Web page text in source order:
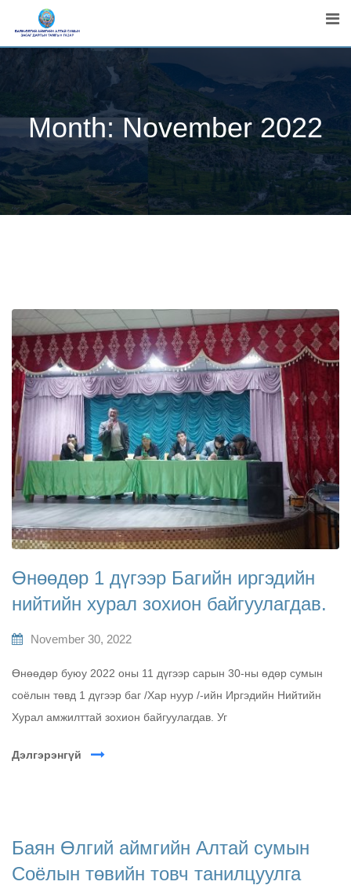
Month:November 2022
Өнөөдөр 1 дүгээр Багийн иргэдийн
нийтийн хурал зохион байгуулагдав.
November 30, 2022
Өнөөдөр буюу 2022 оны 11 дүгээр сарын 30-ны өдөр сумын
соёлын төвд 1 дүгээр баг /Хар нуур /-ийн Иргэдийн Нийтийн
Хурал амжилттай зохион байгуулагдав. Уг
Дэлгэрэнгүй
Баян Өлгий аймгийн Алтай сумын
Соёлын төвийн товч танилцуулга